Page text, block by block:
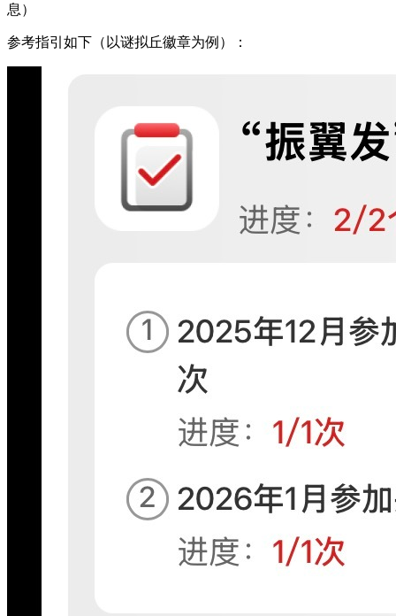
息）
参考指引如下（以谜拟丘徽章为例）：